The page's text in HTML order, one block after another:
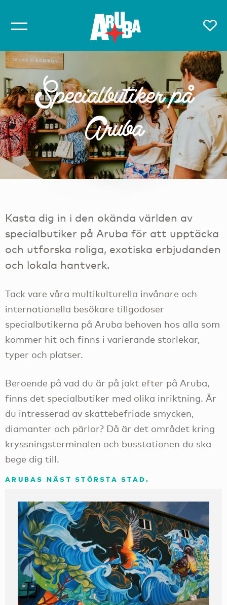
Specialbutiker på
Aruba
Kasta dig in i den okända världen av
specialbutiker på Aruba för att upptäcka
och utforska roliga, exotiska erbjudanden
och lokala hantverk.
Tack vare våra multikulturella invånare och
internationella besökare tillgodoser
specialbutikerna på Aruba behoven hos alla som
kommer hit och finns i varierande storlekar,
typer och platser.
Beroende på vad du är på jakt efter på Aruba,
finns det specialbutiker med olika inriktning. Är
du intresserad av skattebefriade smycken,
diamanter och pärlor? Då är det området kring
kryssningsterminalen och busstationen du ska
bege dig till.
ARUBAS NÄST STÖRSTA STAD.